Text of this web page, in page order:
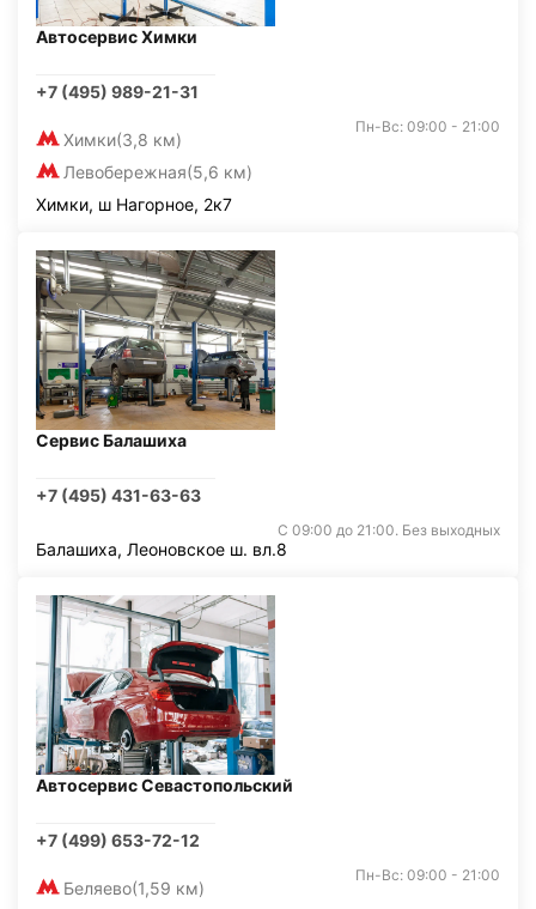
Автосервис Химки
+7 (495) 989-21-31
Химки(3,8 км)
Левобережная(5,6 км)
Пн-Вс: 09:00 - 21:00
Химки, ш Нагорное, 2к7
Сервис Балашиха
+7 (495) 431-63-63
С 09:00 до 21:00. Без выходных
Балашиха, Леоновское ш. вл.8
Автосервис Севастопольский
+7 (499) 653-72-12
Беляево(1,59 км)
Пн-Вс: 09:00 - 21:00